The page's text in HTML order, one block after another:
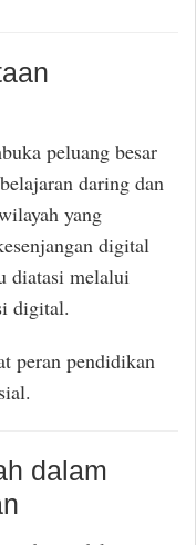
peluang besar
daring dan
yang
digital
diatasi melalui
digital.
peran pendidikan
dalam